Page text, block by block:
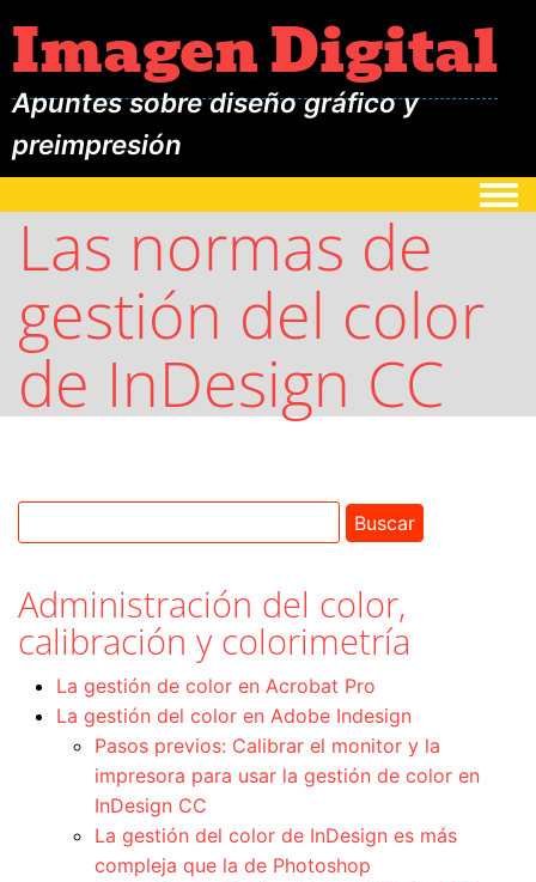
Imagen Digital
Apuntes sobre diseño gráfico y
preimpresión
Las normas de
gestión del color
de InDesign CC
Administración del color,
calibración y colorimetría
La gestión de color en Acrobat Pro
La gestión del color en Adobe Indesign
Pasos previos: Calibrar el monitor y la
impresora para usar la gestión de color en
InDesign CC
La gestión del color de InDesign es más
compleja que la de Photoshop